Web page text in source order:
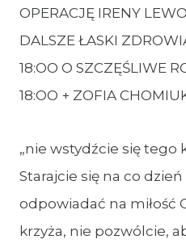
OPERACJĘ IRENY
DALSZE ŁASKI
18:OO O SZCZĘŚLIWE
18:OO + ZOFIA
„nie wstydźcie się tego
Starajcie się na co
odpowiadać na miłość
krzyża, nie pozwólcie,